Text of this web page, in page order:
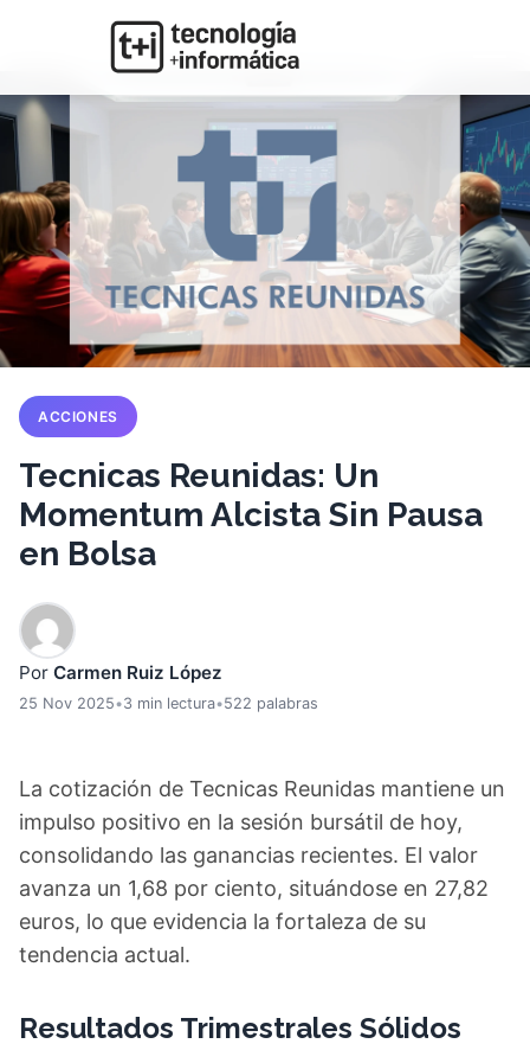
ACCIONES
Tecnicas Reunidas: Un
Momentum Alcista Sin Pausa
en Bolsa
Por Carmen Ruiz López
25 Nov 2025•3 min lectura•522 palabras
La cotización de Tecnicas Reunidas mantiene un
impulso positivo en la sesión bursátil de hoy,
consolidando las ganancias recientes. El valor
avanza un 1,68 por ciento, situándose en 27,82
euros, lo que evidencia la fortaleza de su
tendencia actual.
Resultados Trimestrales Sólidos